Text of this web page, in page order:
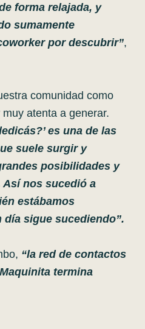
forma relajada, y
sumamente
por descubrir”,
comunidad como
atenta a generar.
es una de las
suele surgir y
posibilidades y
nos sucedió a
estábamos
día sigue sucediendo”.
“la red de contactos
termina